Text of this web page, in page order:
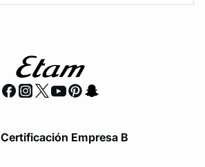
Certificación Empresa B